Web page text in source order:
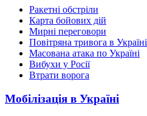
Ракетні обстріли
Карта бойових дій
Мирні переговори
Повітряна тривога в Україні
Масована атака по Україні
Вибухи у Росії
Втрати ворога
Мобілізація в Україні